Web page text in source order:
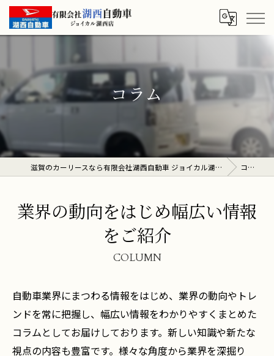
コラム
滋賀のカーリースなら有限会社湖西自動車 ジョイカル湖西店 コラム
業界の動向をはじめ幅広い情報
をご紹介
COLUMN
自動車業界にまつわる情報をはじめ、業界の動向やトレ
ンドを常に把握し、幅広い情報をわかりやすくまとめた
コラムとしてお届けしております。新しい知識や新たな
視点の内容も豊富です。様々な角度から業界を深掘り